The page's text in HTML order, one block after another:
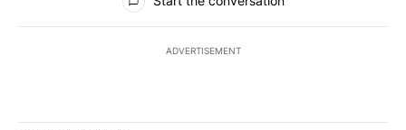
ADVERTISEMENT